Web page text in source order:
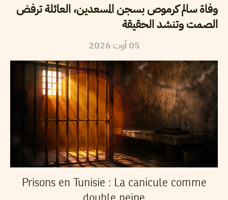
وفاة سالم كرموص بسجن المسعدين، العائلة ترفض
الصمت وتنشد الحقيقة
05 أوت2026
Prisons en Tunisie : La canicule comme